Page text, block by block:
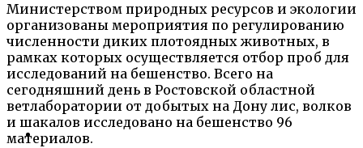
Министерством природных ресурсов и экологии
организованы мероприятия по регулированию
численности диких плотоядных животных, в
рамках которых осуществляется отбор проб для
исследований на бешенство. Всего на
сегодняшний день в Ростовской областной
ветлаборатории от добытых на Дону лис, волков
и шакалов исследовано на бешенство 96
материалов.